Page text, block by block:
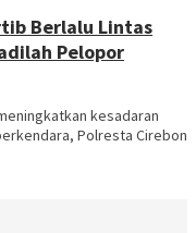
Berlalu Lintas
Pelopor
kesadaran
Polresta Cirebon